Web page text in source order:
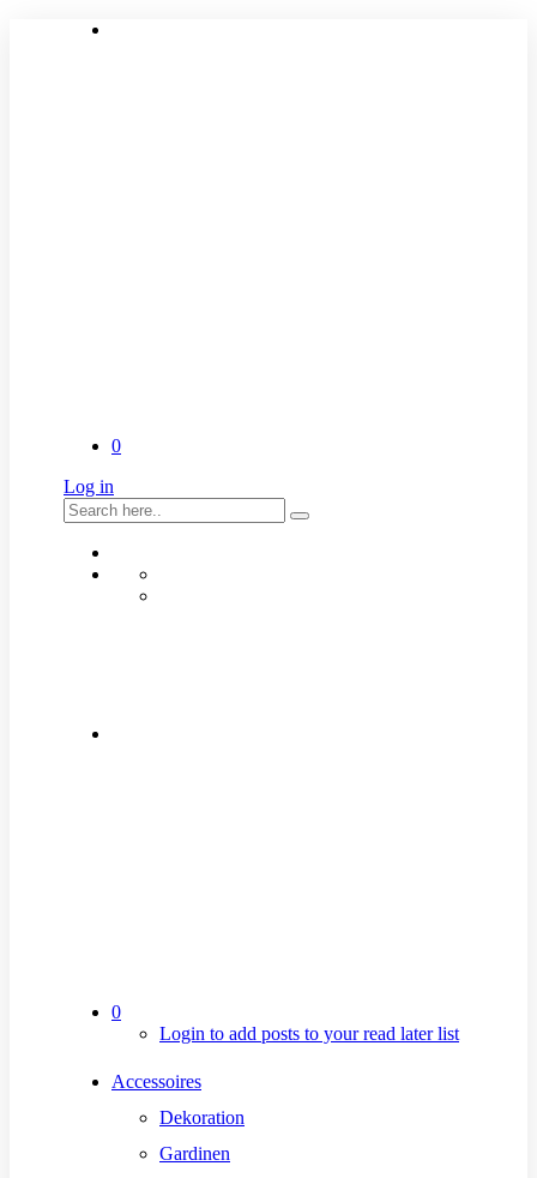
0
Log in
0
Login to add posts to your read later list
Accessoires
Dekoration
Gardinen